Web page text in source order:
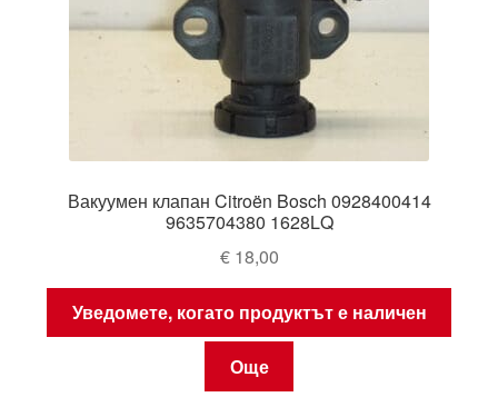
Вакуумен клапан Citroën Bosch 0928400414
9635704380 1628LQ
€18,00
Уведомете, когато продуктът е наличен
Още